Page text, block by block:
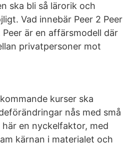
ska bli så lärorik och
Vad innebär Peer 2 Peer
Peer är en affärsmodell där
privatpersoner mot
kurser ska
nås med små
en nyckelfaktor, med
kärnan i materialet och